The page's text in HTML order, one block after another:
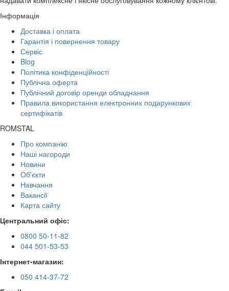
Інформація
Доставка і оплата
Гарантія і повернення товару
Сервіс
Blog
Політика конфіденційності
Публічна оферта
Публічний договір оренди обладнання
Правила використання електронних подарункових
сертифікатів
ROMSTAL
Про компанію
Наші нагороди
Новини
Об'єкти
Навчання
Вакансії
Карта сайту
Центральний офіс:
0800 50-11-82
044 501-53-53
Інтернет-магазин:
050 414-37-72